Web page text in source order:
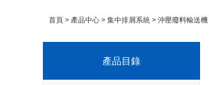
首頁 > 產品中心 > 集中排屑系統 > 沖壓廢料輸送機
產品目錄